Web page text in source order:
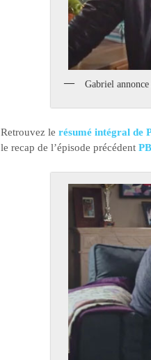
Gabriel
Retrouvez le résumé intégral de
le recap de l’épisode précédent